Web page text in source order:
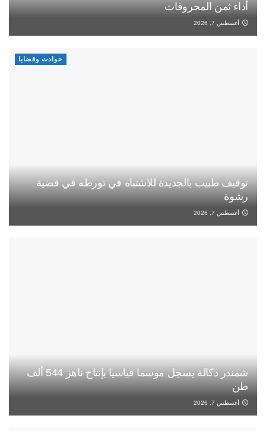
أداء ثمن المحروقات
أغسطس 7, 2026
حوادث وقضايا
توقيف طبيب بالجديدة للاشتباه في تورطه في قضية
رشوة
أغسطس 7, 2026
شمندر دكالة يسجل موسما قياسيا بإنتاج ناهز 544 ألف
طن
أغسطس 7, 2026